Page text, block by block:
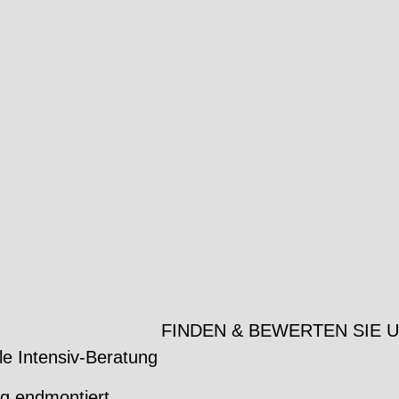
Intensiv-Beratung
FINDEN & BEWERTEN SIE